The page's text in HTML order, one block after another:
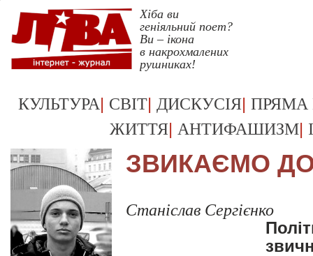
Хіба ви
геніяльний поет?
Ви – ікона
в накрохмалених
рушниках!
КУЛЬТУРА| СВІТ| ДИСКУСІЯ| ПРЯМА
ЖИТТЯ| АНТИФАШИЗМ|
ЗВИКАЄМО
Станіслав Сергієнко